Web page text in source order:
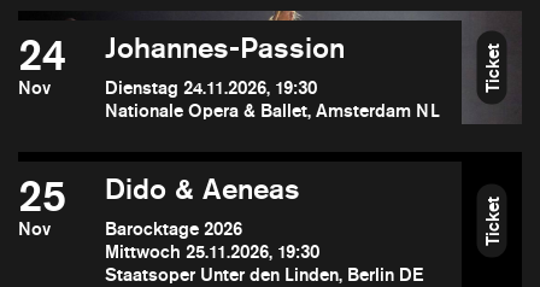
24
Nov
Johannes-Passion
Dienstag 24.11.2026, 19:30
Nationale Opera & Ballet, Amsterdam NL
Ticket
25
Nov
Dido & Aeneas
Barocktage 2026
Mittwoch 25.11.2026, 19:30
Staatsoper Unter den Linden, Berlin DE
Ticket